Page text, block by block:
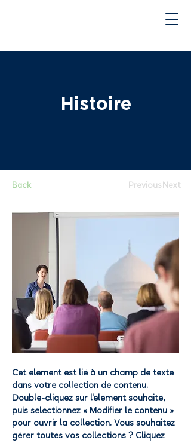
Histoire
Back PreviousNext
Cet élément est lié à un champ de texte
dans votre collection de contenu.
Double-cliquez sur l'élément souhaité,
puis sélectionnez « Modifier le contenu »
pour ouvrir la collection. Vous souhaitez
gérer toutes vos collections ? Cliquez